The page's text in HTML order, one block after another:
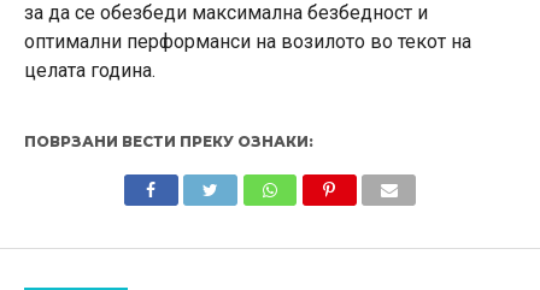
за да се обезбеди максимална безбедност и
оптимални перформанси на возилото во текот на
целата година.
ПОВРЗАНИ ВЕСТИ ПРЕКУ ОЗНАКИ: